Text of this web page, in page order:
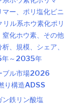
ー、ポリ塩化ビニ
ル系ホウ素化ポリ
化ホウ素、その他
、規模、シェア、
年～2035年
ブル市場2026
り構造ADSS
鉄リン酸塩